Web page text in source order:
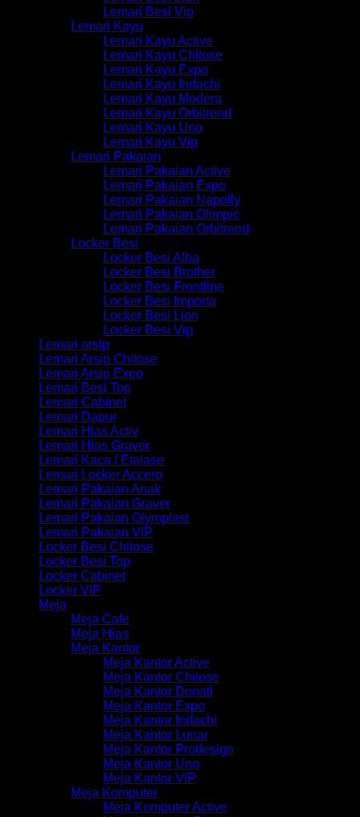
Lemari Besi Vip
Lemari Kayu
Lemari Kayu Active
Lemari Kayu Chitose
Lemari Kayu Expo
Lemari Kayu Indachi
Lemari Kayu Modera
Lemari Kayu Orbitrend
Lemari Kayu Uno
Lemari Kayu Vip
Lemari Pakaian
Lemari Pakaian Active
Lemari Pakaian Expo
Lemari Pakaian Napolly
Lemari Pakaian Olimpic
Lemari Pakaian Orbitrend
Locker Besi
Locker Besi Alba
Locker Besi Brother
Locker Besi Frontline
Locker Besi Importa
Locker Besi Lion
Locker Besi Vip
Lemari arsip
Lemari Arsip Chitose
Lemari Arsip Expo
Lemari Besi Top
Lemari Cabinet
Lemari Dapur
Lemari Hias Activ
Lemari Hias Graver
Lemari Kaca / Etalase
Lemari Locker Accero
Lemari Pakaian Anak
Lemari Pakaian Graver
Lemari Pakaian Olymplast
Lemari Pakaian VIP
Locker Besi Chitose
Locker Besi Top
Locker Cabinet
Locker VIP
Meja
Meja Cafe
Meja Hias
Meja Kantor
Meja Kantor Active
Meja Kantor Chitose
Meja Kantor Donati
Meja Kantor Expo
Meja Kantor Indachi
Meja Kantor Lunar
Meja Kantor Prodesign
Meja Kantor Uno
Meja Kantor VIP
Meja Komputer
Meja Komputer Active